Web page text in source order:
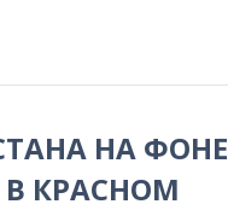
НА ФОНЕ
В КРАСНОМ